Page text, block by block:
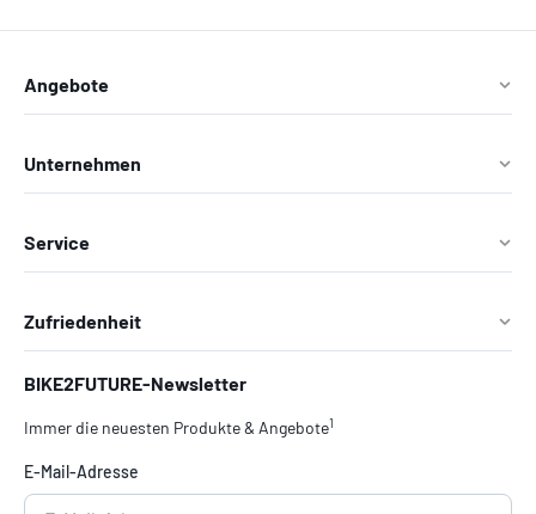
Angebote
Unternehmen
Service
Zufriedenheit
BIKE2FUTURE-Newsletter
Immer die neuesten Produkte & Angebote1
E-Mail-Adresse